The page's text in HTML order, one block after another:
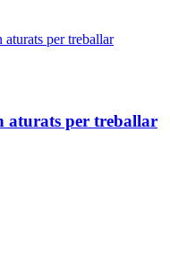
aturats per treballar